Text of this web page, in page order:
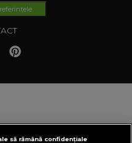
să rămână confidențiale